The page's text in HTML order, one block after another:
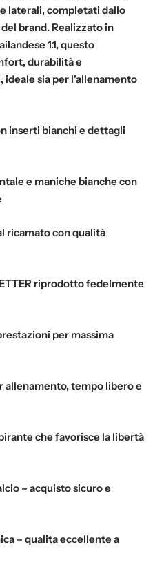
laterali, completati dallo
brand. Realizzato in
1.1, questo
durabilità e
sia per l'allenamento
inserti bianchi e dettagli
e maniche bianche con
ricamato con qualità
riprodotto fedelmente
per massima
tempo libero e
che favorisce la libertà
– acquisto sicuro e
– qualita eccellente a